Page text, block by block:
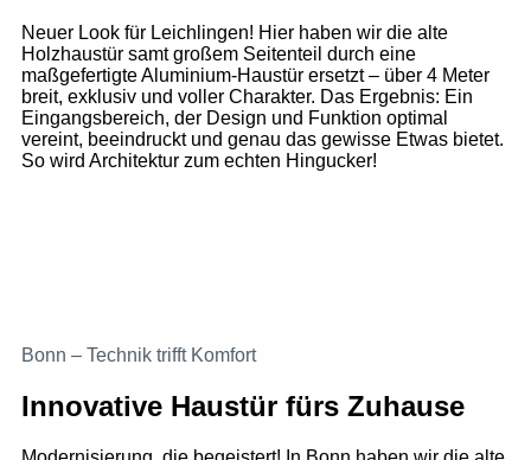
Neuer Look für Leichlingen! Hier haben wir die alte
Holzhaustür samt großem Seitenteil durch eine
maßgefertigte Aluminium-Haustür ersetzt – über 4 Meter
breit, exklusiv und voller Charakter. Das Ergebnis: Ein
Eingangsbereich, der Design und Funktion optimal
vereint, beeindruckt und genau das gewisse Etwas bietet.
So wird Architektur zum echten Hingucker!
Bonn – Technik trifft Komfort
Innovative Haustür fürs Zuhause